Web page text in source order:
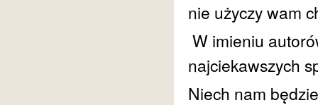
nie użyczy wam
W imieniu
najciekawszych
Niech nam